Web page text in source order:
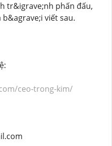
tr&igrave;nh phấn đấu,
viết sau.
ceo-trong-kim/